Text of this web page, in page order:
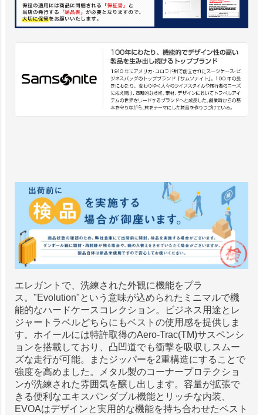
エレガントで、洗練された外観に機能をプラ
ス。"Evolution"という意味が込められたミニマルで機
能的なハードケースコレクション。ビジネス用途とレ
ジャートラベルどちらにもベストの使用感を提供しま
す。ホイールには特許取得のAero-Trac(TM)サスペンシ
ョンを搭載しており、凸凹道でも衝撃を吸収しスムー
ズな走行が可能。またジッパーを2重構造にすることで
強度を高めました。メタル製のコーナープロテクショ
ンが洗練された雰囲気を醸し出します。容量が拡張で
きる便利なエキスパンダブル機能とリッチな内装、
EVOAはデザインと実用的な機能を持ち合わせたベスト